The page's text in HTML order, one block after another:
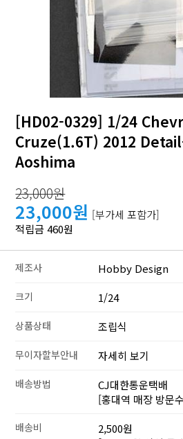
[HD02-0329] 1/24
Cruze(1.6T) 2012
Aoshima
23,000원
23,000원 [부가세 포함가]
적립금 460원
제조사 Hobby Design
크기 1/24
상품상태 조립식
무이자할부안내 자세히 보기
배송방법
CJ대한통운택배
[홍대역 매장 방문
배송비
2,500원